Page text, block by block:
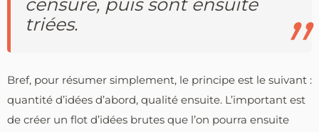
censure, puis sont ensuite
triées.
Bref, pour résumer simplement, le principe est le suivant :
quantité d’idées d’abord, qualité ensuite. L’important est
de créer un flot d’idées brutes que l’on pourra ensuite